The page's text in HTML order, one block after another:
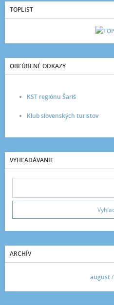
TOPLIST
OBĽÚBENÉ ODKAZY
KST regiónu Šariš
Klub slovenských turistov
VYHĽADÁVANIE
ARCHÍV
august/